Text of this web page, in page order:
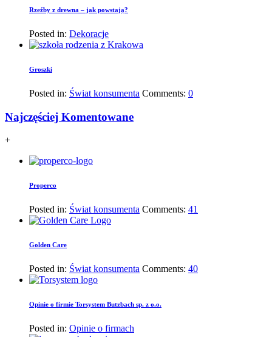
Rzeźby z drewna – jak powstają?
Posted in: Dekoracje
Groszki
Posted in: Świat konsumenta Comments: 0
Najczęściej Komentowane
+
Properco
Posted in: Świat konsumenta Comments: 41
Golden Care
Posted in: Świat konsumenta Comments: 40
Opinie o firmie Torsystem Butzbach sp. z o.o.
Posted in: Opinie o firmach